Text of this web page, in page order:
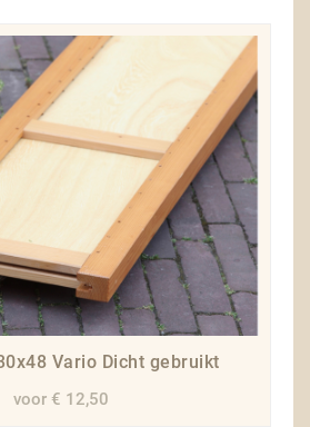
Vario Dicht gebruikt
voor € 12,50